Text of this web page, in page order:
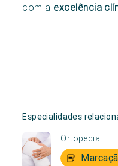
com a excelência
Especialidades
Ortopedia